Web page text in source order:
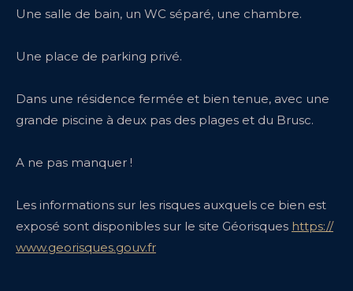
Une salle de bain, un WC séparé, une chambre.
Une place de parking privé.
Dans une résidence fermée et bien tenue, avec une
grande piscine à deux pas des plages et du Brusc.
A ne pas manquer !
Les informations sur les risques auxquels ce bien est
exposé sont disponibles sur le site Géorisques https://
www.georisques.gouv.fr